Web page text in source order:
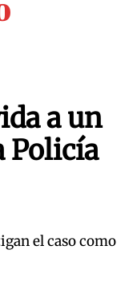
a un
Policía
el caso como